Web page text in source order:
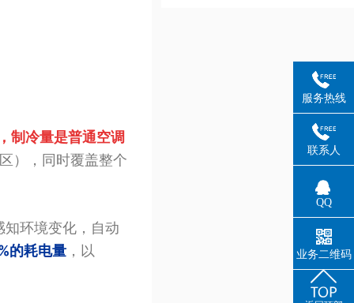
制冷量是普通空调
），同时覆盖整个
环境变化，自动
的耗电量 ，以
服务热线
联系人
QQ
业务二维码